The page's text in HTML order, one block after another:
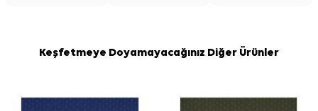
Keşfetmeye Doyamayacağınız Diğer Ürünler